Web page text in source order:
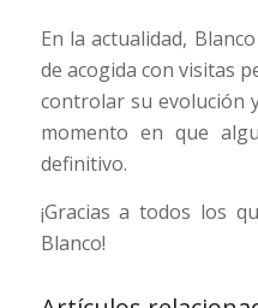
En la actualidad,
de acogida con visitas
controlar su evolución
momento en que
definitivo.
¡Gracias a todos los
Blanco!